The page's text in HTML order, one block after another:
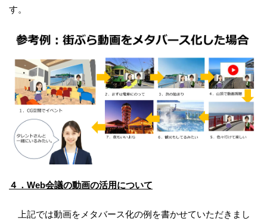
す。
４．Web会議の動画の活用について
上記では動画をメタバース化の例を書かせていただきまし